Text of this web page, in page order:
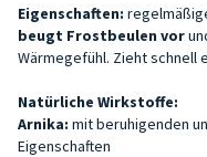
Eigenschaften:
beugt Frostbeulen vor
Wärmegefühl. Zieht schnell
Natürliche Wirkstoffe:
Arnika: mit beruhigenden
Eigenschaften